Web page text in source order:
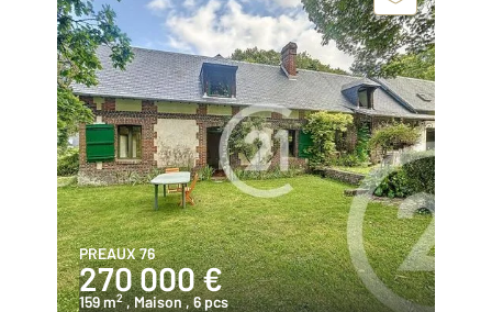
PREAUX 76
270 000 €
159 m2 , Maison, 6 pcs